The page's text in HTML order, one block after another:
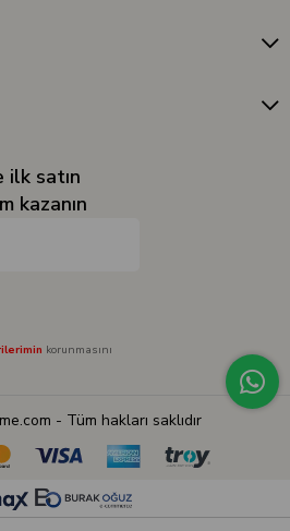
ilk satın
kazanın
korunmasını
- Tüm hakları saklıdır